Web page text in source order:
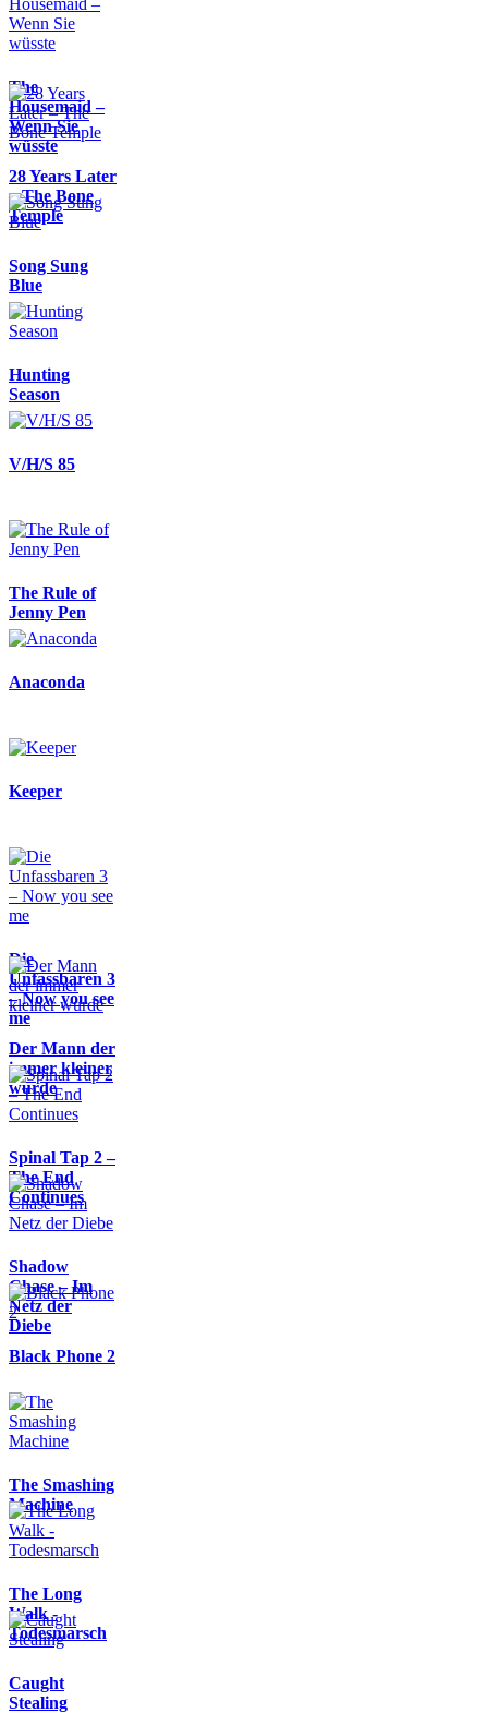
The
Housemaid –
Wenn Sie
wüsste
28 Years Later
– The Bone
Temple
Song Sung
Blue
Hunting
Season
V/H/S 85
The Rule of
Jenny Pen
Anaconda
Keeper
Die
Unfassbaren 3
– Now you see
me
Der Mann der
immer kleiner
wurde
Spinal Tap 2 –
The End
Continues
Shadow
Chase – Im
Netz der
Diebe
Black Phone 2
The Smashing
Machine
The Long
Walk -
Todesmarsch
Caught
Stealing